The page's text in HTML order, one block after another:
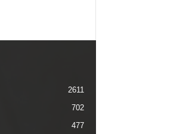
2611
702
477